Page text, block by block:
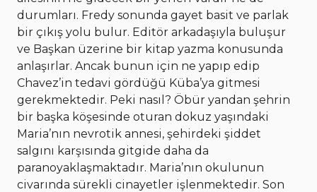
durumları. Fredy sonunda gayet basit ve parlak
bir çıkış yolu bulur. Editör arkadaşıyla buluşur
ve Başkan üzerine bir kitap yazma konusunda
anlaşırlar. Ancak bunun için ne yapıp edip
Chavez’in tedavi gördüğü Küba’ya gitmesi
gerekmektedir. Peki nasıl? Öbür yandan şehrin
bir başka köşesinde oturan dokuz yaşındaki
Maria’nın nevrotik annesi, şehirdeki şiddet
salgını karşısında gitgide daha da
paranoyaklaşmaktadır. Maria’nın okulunun
civarında sürekli cinayetler işlenmektedir. Son